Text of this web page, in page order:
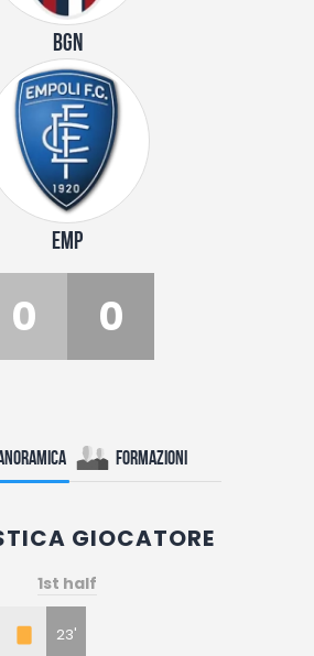
BGN
EMP
0 0
Formazioni
GIOCATORE
1st half
23'